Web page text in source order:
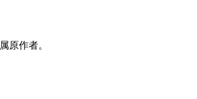
原作者。